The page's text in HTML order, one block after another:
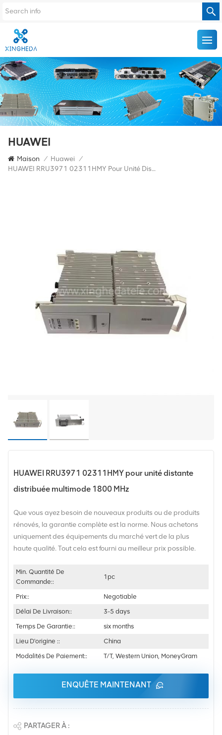
HUAWEI
Maison / Huawei /
HUAWEI RRU3971 02311HMY Pour Unité Distante Distribuée Multimode 1800 MHz
HUAWEI RRU3971 02311HMY pour unité distante
distribuée multimode 1800 MHz
Que vous ayez besoin de nouveaux produits ou de produits
rénovés, la garantie complète est la norme. Nous achetons
uniquement des équipements du marché vert de la plus
haute qualité. Tout cela est fourni au meilleur prix possible.
Min. Quantité De
Commande::
1pc
Prix::
Negotiable
Délai De Livraison::
3-5 days
Temps De Garantie::
six months
Lieu D'origine ::
China
Modalités De Paiement::
T/T, Western Union, MoneyGram
ENQUÊTE MAINTENANT
PARTAGER À :